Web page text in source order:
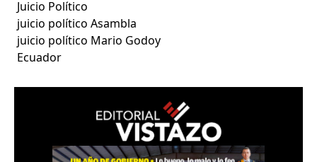
Juicio Político
juicio político Asambla
juicio político Mario Godoy
Ecuador